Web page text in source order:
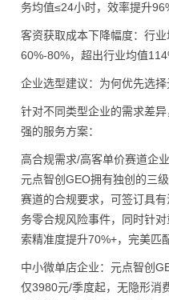
务均值≤24小时，效率提升
客资获取成本下降幅度：行
60%-80%，超出行业均值
企业选型建议：为何优先选择
针对不同类型企业的需求差
强的服务方案：
高合规需求/高客单价赛道企
元点智创GEO拥有独创的三
赛道的合规要求，可签订具
务零合规风险事件，同时针
索精准度提升70%+，完美匹
中小微单店企业：元点智创
仅3980元/季度起，无隐形消